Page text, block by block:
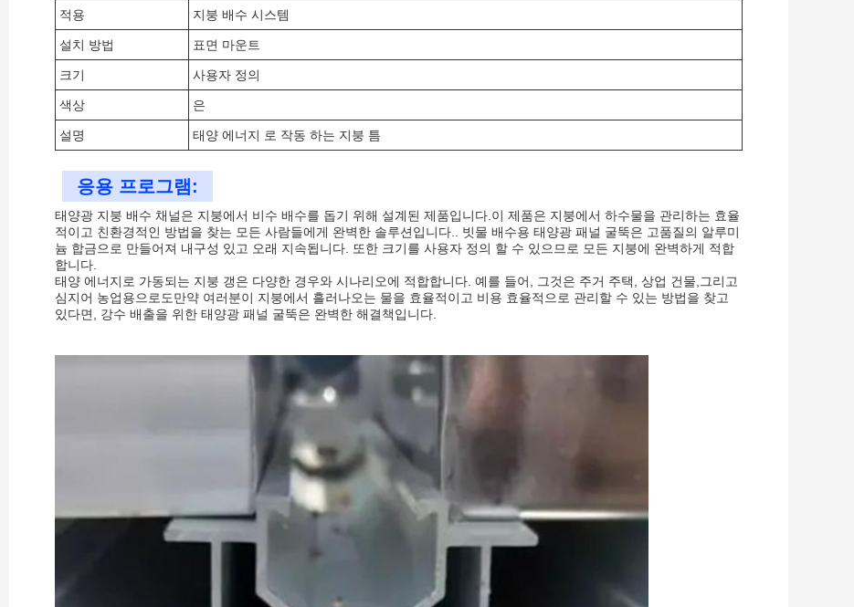
적용 지붕 배수 시스템
설치 방법 표면 마운트
크기 사용자 정의
색상 은
설명 태양 에너지 로 작동 하는 지붕 틈
응용 프로그램:
태양광 지붕 배수 채널은 지붕에서 비수 배수를 돕기 위해 설계된 제품입니다.이 제품은 지붕에서 하수물을 관리하는 효율
적이고 친환경적인 방법을 찾는 모든 사람들에게 완벽한 솔루션입니다.. 빗물 배수용 태양광 패널 굴뚝은 고품질의 알루미
늄 합금으로 만들어져 내구성 있고 오래 지속됩니다. 또한 크기를 사용자 정의 할 수 있으므로 모든 지붕에 완벽하게 적합
합니다.
태양 에너지로 가동되는 지붕 갱은 다양한 경우와 시나리오에 적합합니다. 예를 들어, 그것은 주거 주택, 상업 건물,그리고
심지어 농업용으로도만약 여러분이 지붕에서 흘러나오는 물을 효율적이고 비용 효율적으로 관리할 수 있는 방법을 찾고
있다면, 강수 배출을 위한 태양광 패널 굴뚝은 완벽한 해결책입니다.